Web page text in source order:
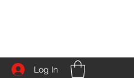
Log In